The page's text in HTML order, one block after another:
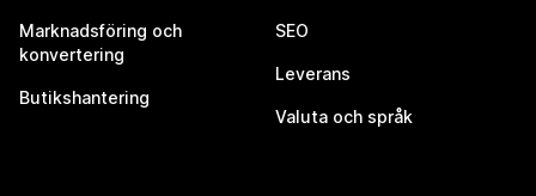
Marknadsföring och
konvertering
Butikshantering
SEO
Leverans
Valuta och språk